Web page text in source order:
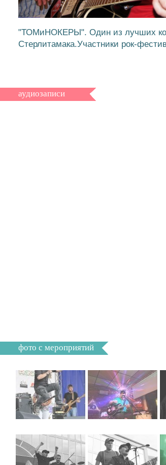
"ТОМиНОКЕРЫ". Один из лучших
Стерлитамака.Участники рок-
аудиозаписи
фото с мероприятий